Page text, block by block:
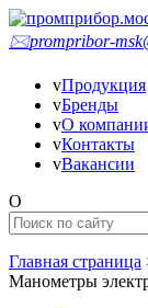
🖂prompribor-
vПродукция
vБренды
vО
vКонтакты
vВакансии
O
Главная страница
Манометры